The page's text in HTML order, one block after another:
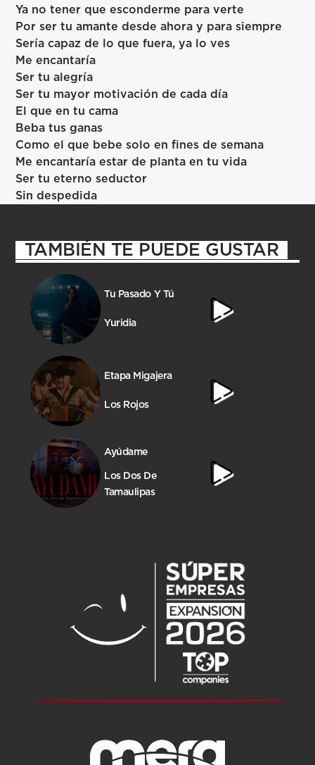
Ya no tener que esconderme para verte
Por ser tu amante desde ahora y para siempre
Sería capaz de lo que fuera, ya lo ves
Me encantaría
Ser tu alegría
Ser tu mayor motivación de cada día
El que en tu cama
Beba tus ganas
Como el que bebe solo en fines de semana
Me encantaría estar de planta en tu vida
Ser tu eterno seductor
Sin despedida
TAMBIÉN TE PUEDE GUSTAR
Tu Pasado Y Tú
Yuridia
Etapa Migajera
Los Rojos
Ayúdame
Los Dos De
Tamaulipas